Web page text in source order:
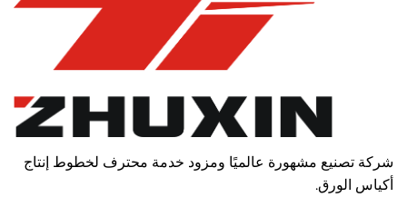
شركة تصنيع مشهورة عالميًا ومزود خدمة محترف لخطوط إنتاج
أكياس الورق.